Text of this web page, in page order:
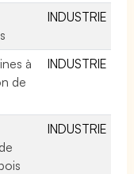
INDUSTRIE
à
de
INDUSTRIE
INDUSTRIE